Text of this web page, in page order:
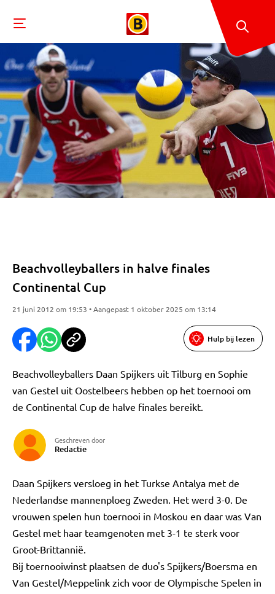
Beachvolleyballers in halve finales
Continental Cup
21 juni 2012 om 19:53 • Aangepast 1 oktober 2025 om 13:14
Hulp bij lezen
Beachvolleyballers Daan Spijkers uit Tilburg en Sophie
van Gestel uit Oostelbeers hebben op het toernooi om
de Continental Cup de halve finales bereikt.
Geschreven door
Redactie
Daan Spijkers versloeg in het Turkse Antalya met de
Nederlandse mannenploeg Zweden. Het werd 3-0. De
vrouwen spelen hun toernooi in Moskou en daar was Van
Gestel met haar teamgenoten met 3-1 te sterk voor
Groot-Brittannië.
Bij toernooiwinst plaatsen de duo's Spijkers/Boersma en
Van Gestel/Meppelink zich voor de Olympische Spelen in